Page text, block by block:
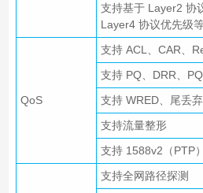
支持基于 Layer2 协
Layer4 协议优先级
QoS
支持 ACL、CAR、
支持 PQ、DRR、
支持 WRED、尾丢
支持流量整形
支持 1588v2（PTP）
支持全网路径探测